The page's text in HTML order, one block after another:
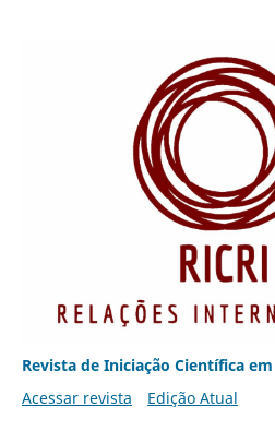
Revista de Iniciação Científica
Acessar revista
Edição Atual